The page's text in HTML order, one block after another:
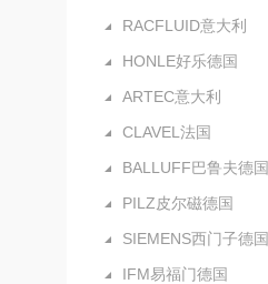
RACFLUID意大利
HONLE好乐德国
ARTEC意大利
CLAVEL法国
BALLUFF巴鲁夫德国
PILZ皮尔磁德国
SIEMENS西门子德国
IFM易福门德国